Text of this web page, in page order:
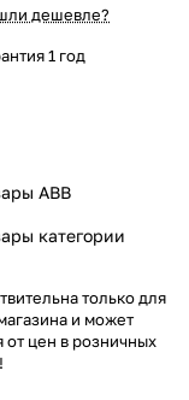
дешевле?
1 год
ABB
категории
только для
и может
от цен в розничных